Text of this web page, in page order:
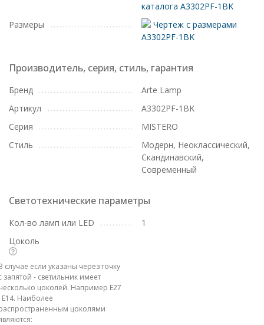
каталога A3302PF-1BK
Размеры
Чертеж с размерами
A3302PF-1BK
Производитель, серия, стиль, гарантия
Бренд
Arte Lamp
Артикул
A3302PF-1BK
Серия
MISTERO
Стиль
Модерн, Неоклассический,
Скандинавский,
Современный
Светотехнические параметры
Кол-во ламп или LED
1
Цоколь
случае если указаны через точку
запятой - светильник имеет
цоколей. Например E27
E14. Наиболее
цоколями